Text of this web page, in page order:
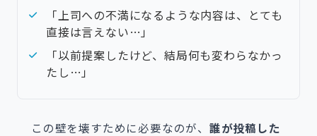
「上司への不満になるような内容は、とても
直接は言えない…」
「以前提案したけど、結局何も変わらなかっ
たし…」
この壁を壊すために必要なのが、 誰が投稿した